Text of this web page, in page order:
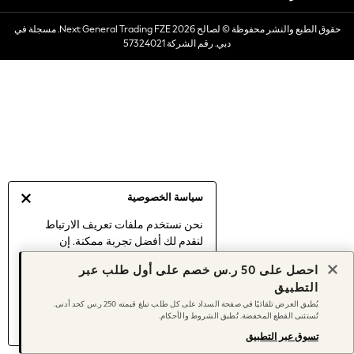
سياسة الخصوصية
نحن نستخدم ملفات تعريف الارتباط
لنقدم لك أفضل تجربة ممكنة. إن
موافقتك على استخدامنا لملفات تعريف
اكتشف المزيد عن إدارة إعدادات ملفات
تعريف الارتباط (الكوكيز).
Dresses
Occasionwear
Sets & Outfits
Sun Hats & Caps
Women's Holiday Shop
Women's Travel Styles
Dresses
Occasionwear
Linen Collection
Tops & T-Shirts
حقوق الطبع والنشر محفوظة © لصالح 2026 Next General Trading FZE. مسجلة في
دبي. رقم الشركة 57324021
احصل على 50 ر.س خصم على أول طلب عبر
التطبيق
يُطبق العرض تلقائيًا في صفحة السداد على كل طلب تبلغ قيمته 250 ر.س كحد أدنى.
تُستثنى القطع المخفضة. تُطبق الشروط والأحكام.
تسوق عبر التطبيق